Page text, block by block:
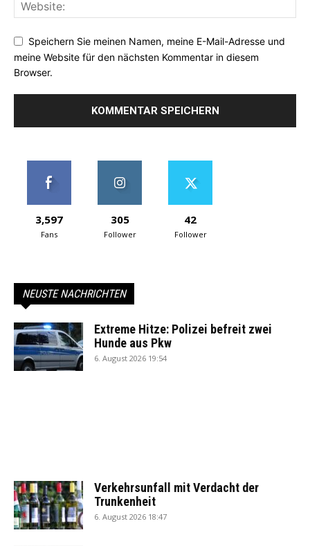
Speichern Sie meinen Namen, meine E-Mail-Adresse und
meine Website für den nächsten Kommentar in diesem
Browser.
3,597
Fans
305
Follower
42
Follower
NEUSTE NACHRICHTEN
Extreme Hitze: Polizei befreit zwei
Hunde aus Pkw
6. August 2026 19:54
Verkehrsunfall mit Verdacht der
Trunkenheit
6. August 2026 18:47